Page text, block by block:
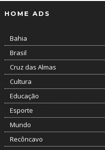
HOME ADS
Bahia
Brasil
Cruz das Almas
Cultura
Educação
Esporte
Mundo
Recôncavo